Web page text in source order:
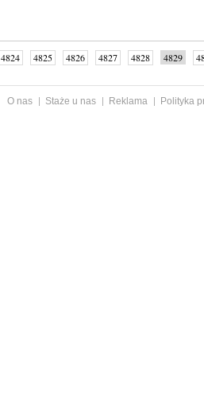
4824 4825 4826 4827 4828 4829
O nas Staże u nas Reklama
Polityka